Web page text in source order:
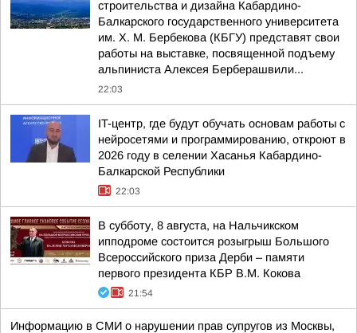
строительства и дизайна Кабардино-
Балкарского государственного университета
им. Х. М. Бербекова (КБГУ) представят свои
работы на выставке, посвященной подъему
альпиниста Алексея Берберашвили...
22:03
IT-центр, где будут обучать основам работы с
нейросетями и программированию, откроют в
2026 году в селении Хасанья Кабардино-
Балкарской Республики
22:03
В субботу, 8 августа, на Нальчикском
ипподроме состоится розыгрыш Большого
Всероссийского приза Дерби – памяти
первого президента КБР В.М. Кокова
21:54
Информацию в СМИ о нарушении прав супругов из Москвы,